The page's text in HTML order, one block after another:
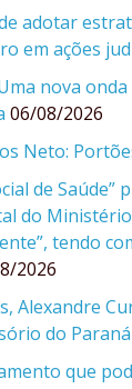
adotar
em ações
nova
06/08/2026
Neto:
de Saúde”
do
tendo
2026
Alexandre
do Paraná
que